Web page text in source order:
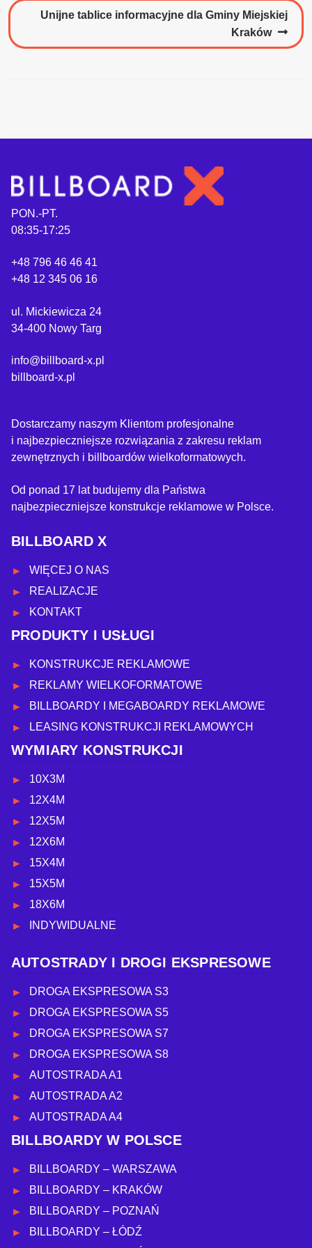
Następny
Unijne tablice informacyjne dla Gminy Miejskiej
Kraków
PON.-PT.
08:35-17:25
+48 796 46 46 41
+48 12 345 06 16
ul. Mickiewicza 24
34-400 Nowy Targ
info@billboard-x.pl
billboard-x.pl
Dostarczamy naszym Klientom profesjonalne
i najbezpieczniejsze rozwiązania z zakresu reklam
zewnętrznych i billboardów wielkoformatowych.
Od ponad 17 lat budujemy dla Państwa
najbezpieczniejsze konstrukcje reklamowe w Polsce.
BILLBOARD X
WIĘCEJ O NAS
REALIZACJE
KONTAKT
PRODUKTY I USŁUGI
KONSTRUKCJE REKLAMOWE
REKLAMY WIELKOFORMATOWE
BILLBOARDY I MEGABOARDY REKLAMOWE
LEASING KONSTRUKCJI REKLAMOWYCH
WYMIARY KONSTRUKCJI
10X3M
12X4M
12X5M
12X6M
15X4M
15X5M
18X6M
INDYWIDUALNE
AUTOSTRADY I DROGI EKSPRESOWE
DROGA EKSPRESOWA S3
DROGA EKSPRESOWA S5
DROGA EKSPRESOWA S7
DROGA EKSPRESOWA S8
AUTOSTRADA A1
AUTOSTRADA A2
AUTOSTRADA A4
BILLBOARDY W POLSCE
BILLBOARDY – WARSZAWA
BILLBOARDY – KRAKÓW
BILLBOARDY – POZNAŃ
BILLBOARDY – ŁÓDŹ